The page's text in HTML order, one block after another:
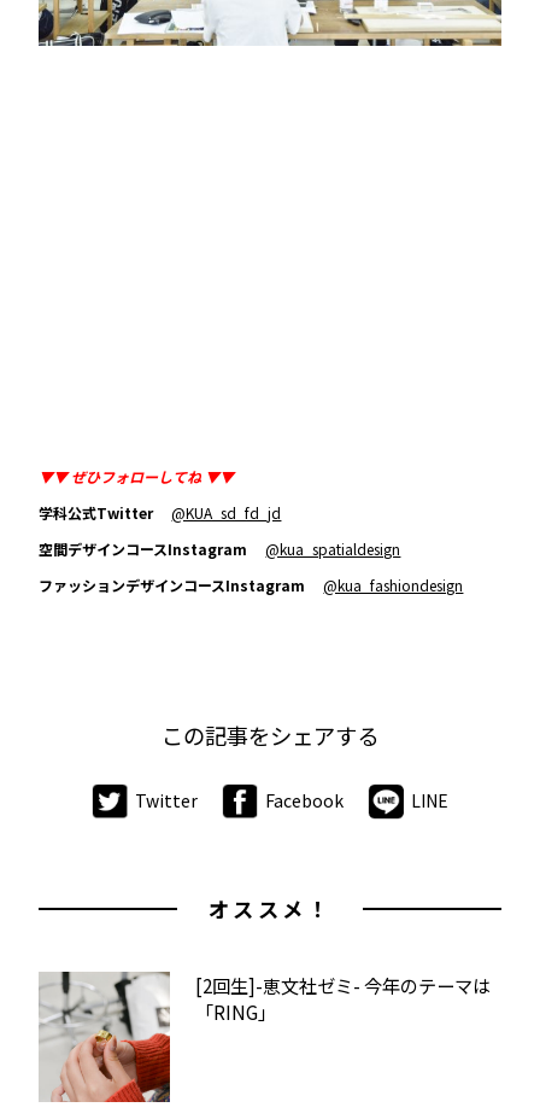
▼▼ ぜひフォローしてね ▼▼
学科公式Twitter
@KUA_sd_fd_jd
空間デザインコースInstagram
@kua_spatialdesign
ファッションデザインコースInstagram
@kua_fashiondesign
この記事をシェアする
Twitter Facebook LINE
オススメ！
[2回生]-恵文社ゼミ- 今年のテーマは
「RING」